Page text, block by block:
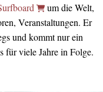
um die Welt,
Veranstaltungen. Er
und kommt nur ein
für viele Jahre in Folge.